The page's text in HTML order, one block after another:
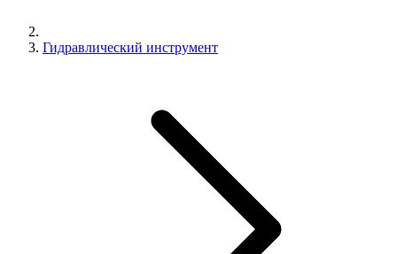
Гидравлический инструмент